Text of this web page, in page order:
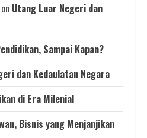
on Utang Luar Negeri dan
Sampai Kapan?
dan Kedaulatan Negara
di Era Milenial
Bisnis yang Menjanjikan